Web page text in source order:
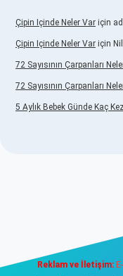
Çipin Içinde Neler Var için
Çipin Içinde Neler Var için Nil
72 Sayısının Çarpanları
72 Sayısının Çarpanları
5 Aylık Bebek Günde Kaç
Reklam ve İletişim: